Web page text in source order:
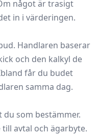
något är trasigt
in i värderingen.
Handlaren baserar
och den kalkyl de
får du budet
samma dag.
som bestämmer.
avtal och ägarbyte.